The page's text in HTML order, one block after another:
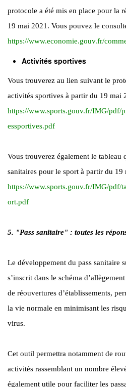
protocole a été mis en place pour la
19 mai 2021. Vous pouvez le
https://www.economie.gouv.fr/
Activités sportives
Vous trouverez au lien suivant le
activités sportives à partir du 19 mai
https://www.sports.gouv.fr/IMG/pdf/
essportives.pdf
Vous trouverez également le tableau
sanitaires pour le sport à partir du
https://www.sports.gouv.fr/IMG/pdf/
ort.pdf
5. "Pass sanitaire" : toutes les
Le développement du pass sanitaire
s’inscrit dans le schéma
de réouvertures d’établissements,
la vie normale en minimisant les
virus.
Cet outil permettra notamment de
activités rassemblant un nombre
également utile pour faciliter les